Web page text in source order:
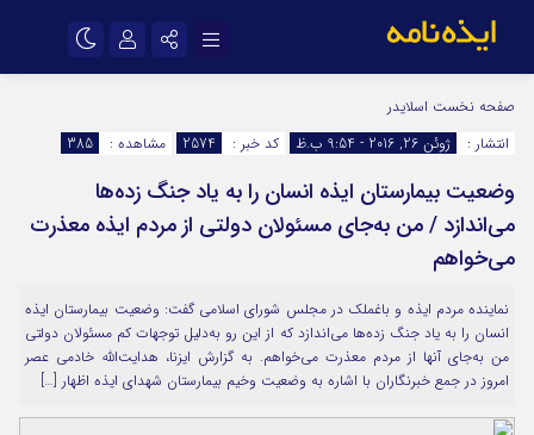
اینستاگرام
سروش
ایتا
آپارات
اپلیکیشن رمز عبور
صفحه نخست اسلایدر
انتشار :
ژوئن 26, 2016 - 9:54 ب.ظ کد خبر : 2574 مشاهده : 385
وضعیت بیمارستان ایذه انسان را به یاد جنگ زده‌ها
می‌اندازد / من به‌جای مسئولان دولتی از مردم ایذه معذرت
می‌خواهم
نماینده مردم ایذه و باغملک در مجلس شورای اسلامی گفت: وضعیت بیمارستان ایذه
انسان را به یاد جنگ زده‌ها می‌اندازد که از این رو به‌دلیل توجهات کم مسئولان دولتی
من به‌جای آنها از مردم معذرت می‌خواهم. به گزارش ایزنا، هدایت‌الله خادمی عصر
امروز در جمع خبرنگاران با اشاره به وضعیت وخیم بیمارستان شهدای ایذه اظهار […]